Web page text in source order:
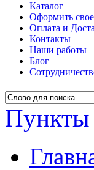
Каталог
Оформить
Оплата и
Контакты
Наши работы
Блог
Пункты